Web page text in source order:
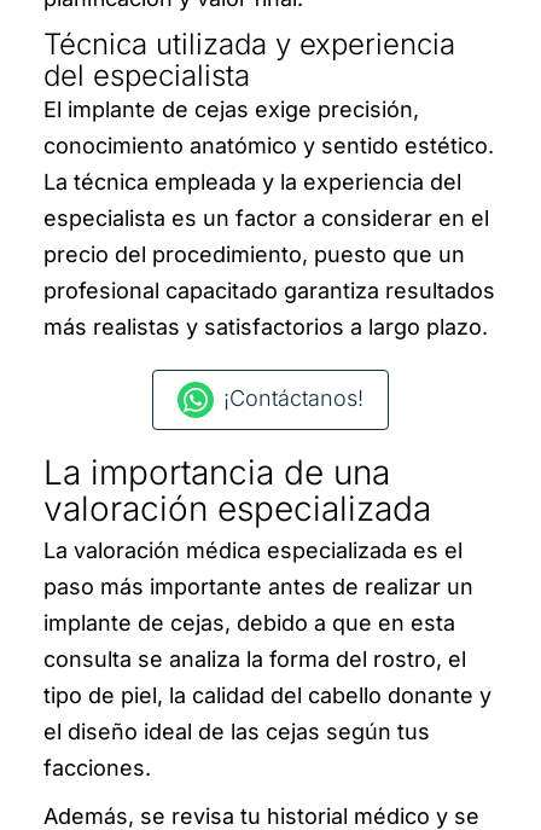
Técnica utilizada y experiencia
del especialista
El implante de cejas exige precisión,
conocimiento anatómico y sentido estético.
La técnica empleada y la experiencia del
especialista es un factor a considerar en el
precio del procedimiento, puesto que un
profesional capacitado garantiza resultados
más realistas y satisfactorios a largo plazo.
¡Contáctanos!
La importancia de una
valoración especializada
La valoración médica especializada es el
paso más importante antes de realizar un
implante de cejas, debido a que en esta
consulta se analiza la forma del rostro, el
tipo de piel, la calidad del cabello donante y
el diseño ideal de las cejas según tus
facciones.
Además, se revisa tu historial médico y se